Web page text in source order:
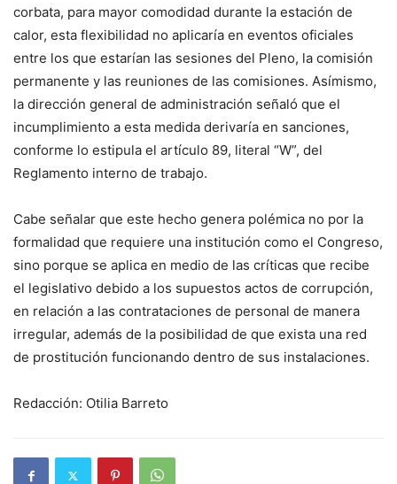
corbata, para mayor comodidad durante la estación de
calor, esta flexibilidad no aplicaría en eventos oficiales
entre los que estarían las sesiones del Pleno, la comisión
permanente y las reuniones de las comisiones. Asímismo,
la dirección general de administración señaló que el
incumplimiento a esta medida derivaría en sanciones,
conforme lo estipula el artículo 89, literal “W”, del
Reglamento interno de trabajo.
Cabe señalar que este hecho genera polémica no por la
formalidad que requiere una institución como el Congreso,
sino porque se aplica en medio de las críticas que recibe
el legislativo debido a los supuestos actos de corrupción,
en relación a las contrataciones de personal de manera
irregular, además de la posibilidad de que exista una red
de prostitución funcionando dentro de sus instalaciones.
Redacción: Otilia Barreto